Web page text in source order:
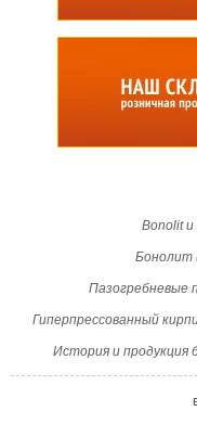
Bonolit
Бонолит
Пазогребневые
Гиперпрессованный
История и продукция